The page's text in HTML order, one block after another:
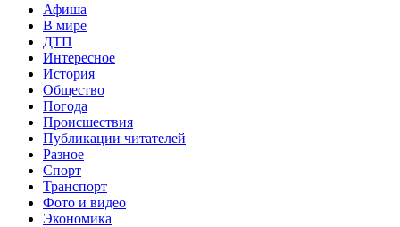
Афиша
В мире
ДТП
Интересное
История
Общество
Погода
Происшествия
Публикации читателей
Разное
Спорт
Транспорт
Фото и видео
Экономика